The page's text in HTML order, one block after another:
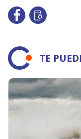
TE